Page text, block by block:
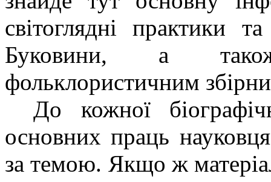
світоглядні практики
Буковини, а
фольклористичним
До кожної
основних праць
за темою. Якщо ж